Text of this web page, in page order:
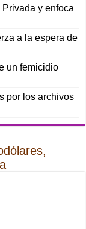
y enfoca
a la espera de
un femicidio
por los archivos